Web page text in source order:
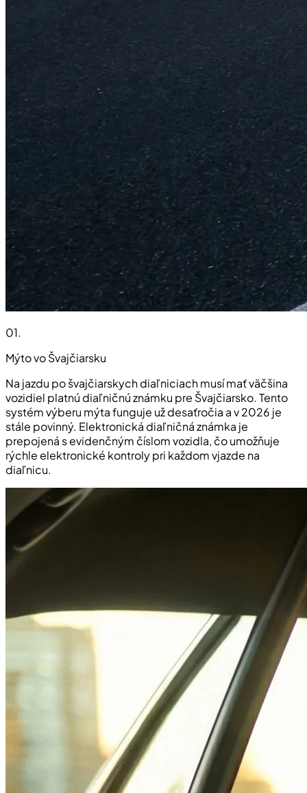
01.
Mýto vo Švajčiarsku
Na jazdu po švajčiarskych diaľniciach musí mať väčšina
vozidiel platnú diaľničnú známku pre Švajčiarsko. Tento
systém výberu mýta funguje už desaťročia a v 2026 je
stále povinný. Elektronická diaľničná známka je
prepojená s evidenčným číslom vozidla, čo umožňuje
rýchle elektronické kontroly pri každom vjazde na
diaľnicu.